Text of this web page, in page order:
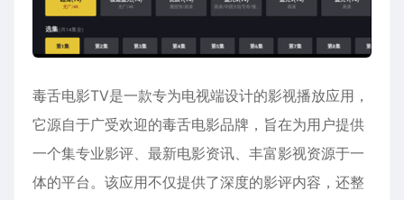
毒舌电影TV是一款专为电视端设计的影视播放应用，
它源自于广受欢迎的毒舌电影品牌，旨在为用户提供
一个集专业影评、最新电影资讯、丰富影视资源于一
体的平台。该应用不仅提供了深度的影评内容，还整